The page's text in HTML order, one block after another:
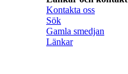
Kontakta oss
Sök
Gamla smedjan
Länkar